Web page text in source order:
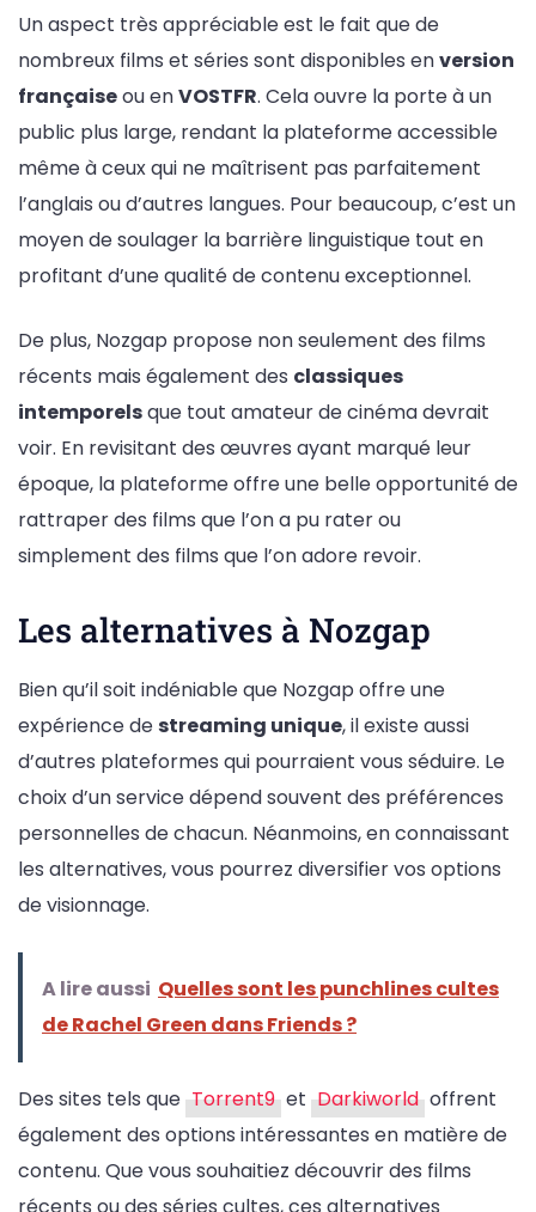
Un aspect très appréciable est le fait que de
nombreux films et séries sont disponibles enversion
françaiseou enVOSTFR. Cela ouvre la porte à un
public plus large, rendant la plateforme accessible
même à ceux qui ne maîtrisent pas parfaitement
l’anglais ou d’autres langues. Pour beaucoup, c’est un
moyen de soulager la barrière linguistique tout en
profitant d’une qualité de contenu exceptionnel.
De plus, Nozgap propose non seulement des films
récents mais également des classiques
intemporelsque tout amateur de cinéma devrait
voir. En revisitant des œuvres ayant marqué leur
époque, la plateforme offre une belle opportunité de
rattraper des films que l’on a pu rater ou
simplement des films que l’on adore revoir.
Les alternatives à Nozgap
Bien qu’il soit indéniable que Nozgap offre une
expérience de streaming unique, il existe aussi
d’autres plateformes qui pourraient vous séduire. Le
choix d’un service dépend souvent des préférences
personnelles de chacun. Néanmoins, en connaissant
les alternatives, vous pourrez diversifier vos options
de visionnage.
A lire aussi Quelles sont les punchlines cultes
de Rachel Green dans Friends ?
Des sites tels que Torrent9 et Darkiworld offrent
également des options intéressantes en matière de
contenu. Que vous souhaitiez découvrir des films
récents ou des séries cultes, ces alternatives